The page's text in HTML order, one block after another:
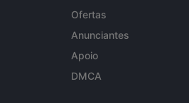
Ofertas
Anunciantes
Apoio
DMCA